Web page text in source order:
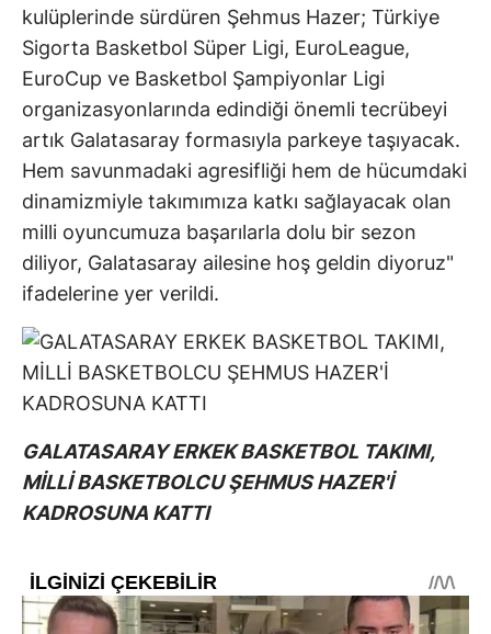
kulüplerinde sürdüren Şehmus Hazer; Türkiye
Sigorta Basketbol Süper Ligi, EuroLeague,
EuroCup ve Basketbol Şampiyonlar Ligi
organizasyonlarında edindiği önemli tecrübeyi
artık Galatasaray formasıyla parkeye taşıyacak.
Hem savunmadaki agresifliği hem de hücumdaki
dinamizmiyle takımımıza katkı sağlayacak olan
milli oyuncumuza başarılarla dolu bir sezon
diliyor, Galatasaray ailesine hoş geldin diyoruz"
ifadelerine yer verildi.
GALATASARAY ERKEK BASKETBOL TAKIMI,
MİLLİ BASKETBOLCU ŞEHMUS HAZER'İ
KADROSUNA KATTI